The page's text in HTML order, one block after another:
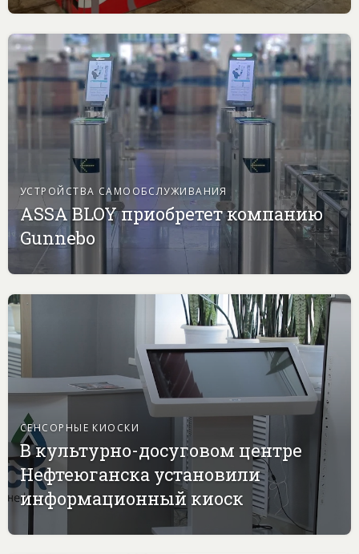
УСТРОЙСТВА САМООБСЛУЖИВАНИЯ
ASSA BLOY приобретет компанию
Gunnebo
СЕНСОРНЫЕ КИОСКИ
В культурно-досуговом центре
Нефтеюганска установили
информационный киоск